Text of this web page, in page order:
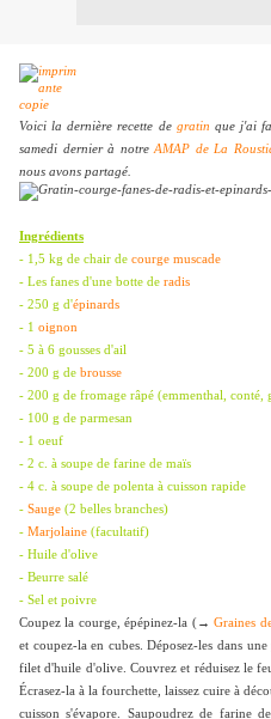
Voici la dernière recette de gratin que j'ai
samedi dernier à notre AMAP de La
nous avons partagé.
Ingrédients
- 1,5 kg de chair de courge muscade
- Les fanes d'une botte de radis
- 250 g d'épinards
- 1 oignon
- 5 à 6 gousses d'ail
- 200 g de brousse
- 200 g de fromage râpé (emmenthal, conté,
- 100 g de parmesan
- 1 oeuf
- 2 c. à soupe de farine de maïs
- 4 c. à soupe de polenta à cuisson rapide
- Sauge (2 belles branches)
- Marjolaine (facultatif)
- Huile d'olive
- Beurre salé
- Sel et poivre
Coupez la courge, épépinez-la (→Graines
et coupez-la en cubes. Déposez-les dans
filet d'huile d'olive. Couvrez et réduisez le
Écrasez-la à la fourchette, laissez cuire à
cuisson s'évapore. Saupoudrez de farine